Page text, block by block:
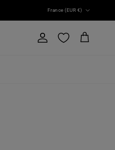
France (EUR €)
Compte
Panier